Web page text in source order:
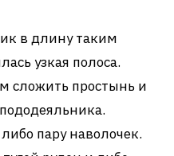
в длину таким
узкая полоса.
сложить простынь и
пару наволочек.